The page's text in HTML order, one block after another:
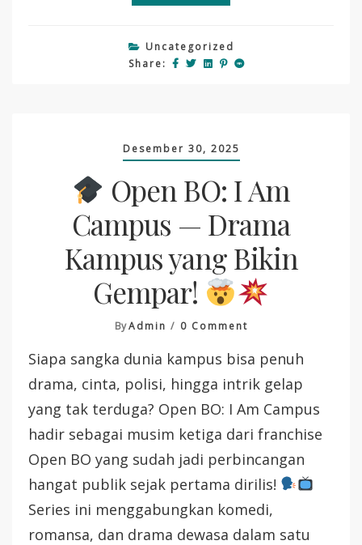
Uncategorized
Share:
Desember 30, 2025
Open BO: I Am
Campus — Drama
Kampus yang Bikin
Gempar!
ByAdmin 0 CommentOn
Open
BO:
I
Am
Campus
—
Drama
Kampus
Bikin
Gempar!
Siapa sangka dunia kampus bisa penuh
drama, cinta, polisi, hingga intrik gelap
yang tak terduga? Open BO: I Am Campus
hadir sebagai musim ketiga dari franchise
Open BO yang sudah jadi perbincangan
hangat publik sejak pertama dirilis!
Series ini menggabungkan komedi,
romansa, dan drama dewasa dalam satu